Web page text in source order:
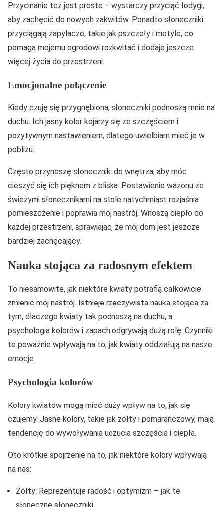
Przycinanie też jest proste – wystarczy przyciąć łodygi,
aby zachęcić do nowych zakwitów. Ponadto słoneczniki
przyciągają zapylacze, takie jak pszczoły i motyle, co
pomaga mojemu ogrodowi rozkwitać i dodaje jeszcze
więcej życia do przestrzeni.
Emocjonalne połączenie
Kiedy czuję się przygnębiona, słoneczniki podnoszą mnie na
duchu. Ich jasny kolor kojarzy się ze szczęściem i
pozytywnym nastawieniem, dlatego uwielbiam mieć je w
pobliżu.
Często przynoszę słoneczniki do wnętrza, aby móc
cieszyć się ich pięknem z bliska. Postawienie wazonu ze
świeżymi słonecznikami na stole natychmiast rozjaśnia
pomieszczenie i poprawia mój nastrój. Wnoszą ciepło do
każdej przestrzeni, sprawiając, że mój dom jest jeszcze
bardziej zachęcający.
Nauka stojąca za radosnym efektem
To niesamowite, jak niektóre kwiaty potrafią całkowicie
zmienić mój nastrój. Istnieje rzeczywista nauka stojąca za
tym, dlaczego kwiaty tak podnoszą na duchu, a
psychologia kolorów i zapach odgrywają dużą rolę. Czynniki
te poważnie wpływają na to, jak kwiaty oddziałują na nasze
emocje.
Psychologia kolorów
Kolory kwiatów mogą mieć duży wpływ na to, jak się
czujemy. Jasne kolory, takie jak żółty i pomarańczowy, mają
tendencję do wywoływania uczucia szczęścia i ciepła.
Oto krótkie spojrzenie na to, jak niektóre kolory wpływają
na nas:
Żółty: Reprezentuje radość i optymizm – jak te
słoneczne słoneczniki.